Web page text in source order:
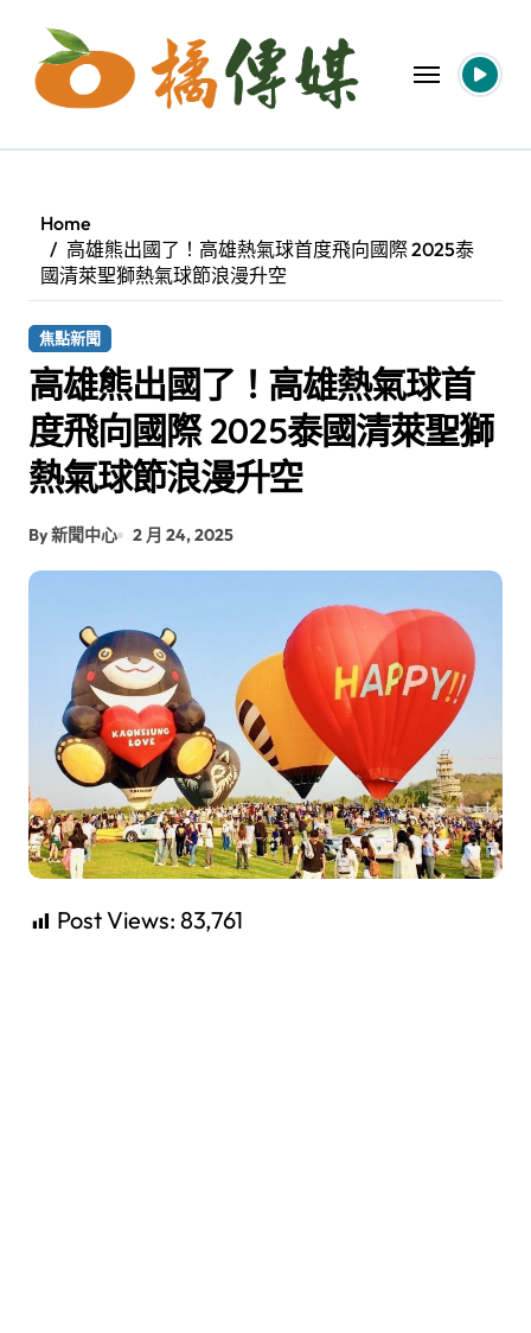
content
Home
高雄熊出國了！高雄熱氣球首度飛向國際 2025泰
國清萊聖獅熱氣球節浪漫升空
焦點新聞
高雄熊出國了！高雄熱氣球首
度飛向國際 2025泰國清萊聖獅
熱氣球節浪漫升空
By 新聞中心 2 月 24, 2025
Post Views: 83,761